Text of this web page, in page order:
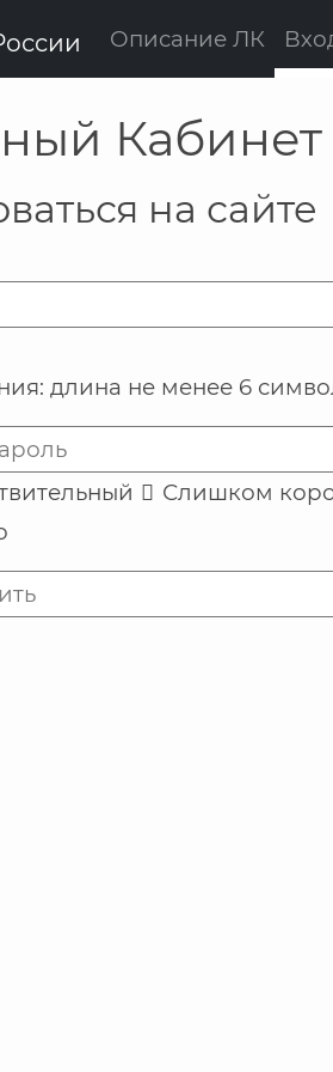
Описание ЛК
Кабинет
на сайте
длина не менее 6
Слишком